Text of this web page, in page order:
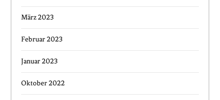
März 2023
Februar 2023
Januar 2023
Oktober 2022